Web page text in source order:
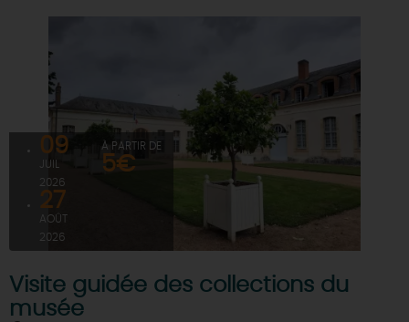
09
JUIL
2026
27
AOÛT
2026
À PARTIR DE
5€
Visite guidée des collections du
musée